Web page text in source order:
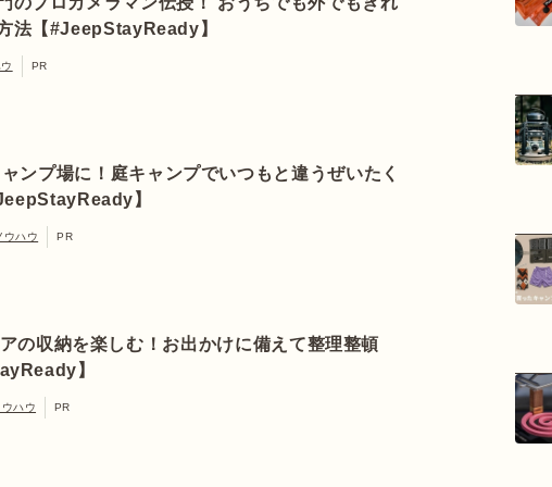
法【#JeepStayReady】
PR
ンプ場に！庭キャンプでいつもと違うぜいたく
】
ウハウ PR
の収納を楽しむ！お出かけに備えて整理整頓
】
ウハウ PR